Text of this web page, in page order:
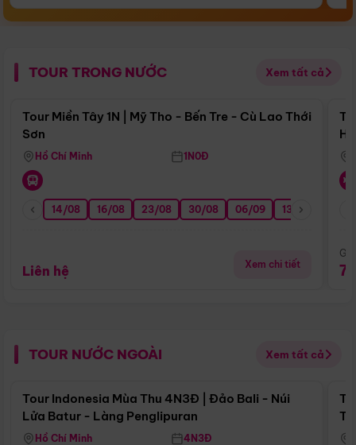
TOUR TRONG NƯỚC Xem tất cả
Điểm nổi bật
Tour Miền Tây 1N | Mỹ Tho - Bến Tre - Cù Lao Thới
Sơn
Hồ Chí Minh 1N0Đ
14/08 16/08 23/08 30/08 06/09 13/09
Liên hệ Xem chi tiết
TOUR NƯỚC NGOÀI Xem tất cả
Điểm nổi bật
Tour Indonesia Mùa Thu 4N3Đ | Đảo Bali - Núi
Lửa Batur - Làng Penglipuran
Hồ Chí Minh 4N3Đ